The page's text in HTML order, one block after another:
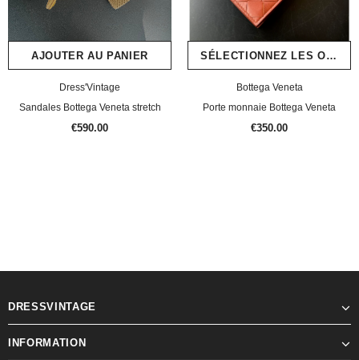
Bracelet Hermes Tournis
AJOUTER AU PANIER
Sandales Hermès Oran
AJOUTER AU PANIER
AJOUTER AU PANIER
Dress'Vintage
Sandales Bottega Veneta stretch
€590.00
SÉLECTIONNEZ LES OPTIONS
Bottega Veneta
Porte monnaie Bottega Veneta
€350.00
DRESSVINTAGE
INFORMATION